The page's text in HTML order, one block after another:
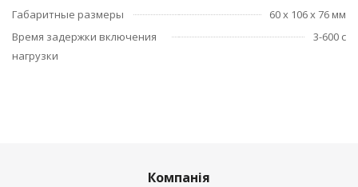
Габаритные размеры
60 х 106 х 76 мм
Время задержки включения
нагрузки
3-600 с
Компанія